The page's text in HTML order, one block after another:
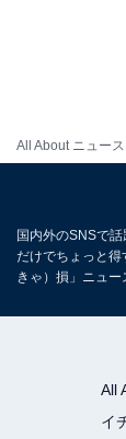
All About ニュース
国内外のSNSで
だけでちょっと得
きゃ）損」ニュー
All
イ